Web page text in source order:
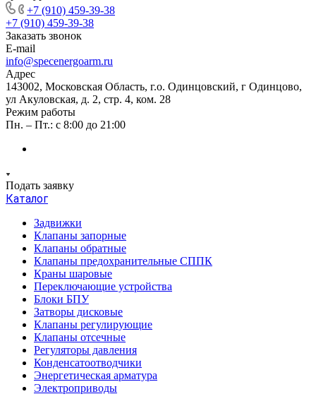
+7 (910) 459-39-38
+7 (910) 459-39-38
Заказать звонок
E-mail
info@specenergoarm.ru
Адрес
143002, Московская Область, г.о. Одинцовский, г Одинцово,
ул Акуловская, д. 2, стр. 4, ком. 28
Режим работы
Пн. – Пт.: с 8:00 до 21:00
Подать заявку
Каталог
Задвижки
Клапаны запорные
Клапаны обратные
Клапаны предохранительные СППК
Краны шаровые
Переключающие устройства
Блоки БПУ
Затворы дисковые
Клапаны регулирующие
Клапаны отсечные
Регуляторы давления
Конденсатоотводчики
Энергетическая арматура
Электроприводы